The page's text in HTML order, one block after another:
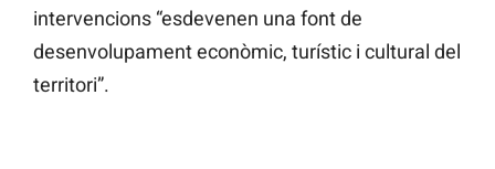
intervencions “esdevenen una font de
desenvolupament econòmic, turístic i cultural del
territori”.